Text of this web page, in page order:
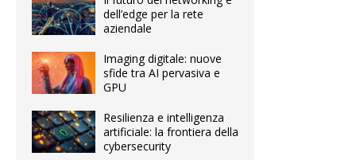
dell’edge per la rete
aziendale
Imaging digitale: nuove
sfide tra AI pervasiva e
GPU
Resilienza e intelligenza
artificiale: la frontiera della
cybersecurity